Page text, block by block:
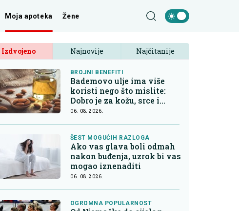
Moja apoteka Žene
Izdvojeno Najnovije Najčitanije
BROJNI BENEFITI
Bademovo ulje ima više
koristi nego što mislite:
Dobro je za kožu, srce i
kontrolu apetita
06. 08. 2026.
ŠEST MOGUĆIH RAZLOGA
Ako vas glava boli odmah
nakon buđenja, uzrok bi vas
mogao iznenaditi
06. 08. 2026.
OGROMNA POPULARNOST